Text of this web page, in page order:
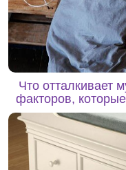
Что отталкивает
факторов,